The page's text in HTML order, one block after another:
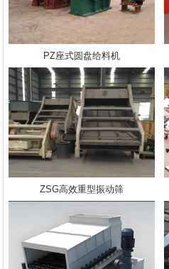
PZ座式圆盘给料机
ZSG高效重型振动筛